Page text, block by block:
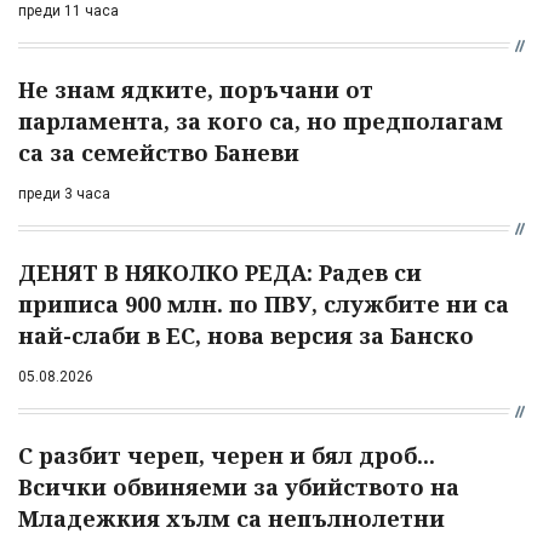
преди 11 часа
Не знам ядките, поръчани от
парламента, за кого са, но предполагам
са за семейство Баневи
преди 3 часа
ДЕНЯТ В НЯКОЛКО РЕДА: Радев си
приписа 900 млн. по ПВУ, службите ни са
най-слаби в ЕС, нова версия за Банско
05.08.2026
С разбит череп, черен и бял дроб...
Всички обвиняеми за убийството на
Младежкия хълм са непълнолетни